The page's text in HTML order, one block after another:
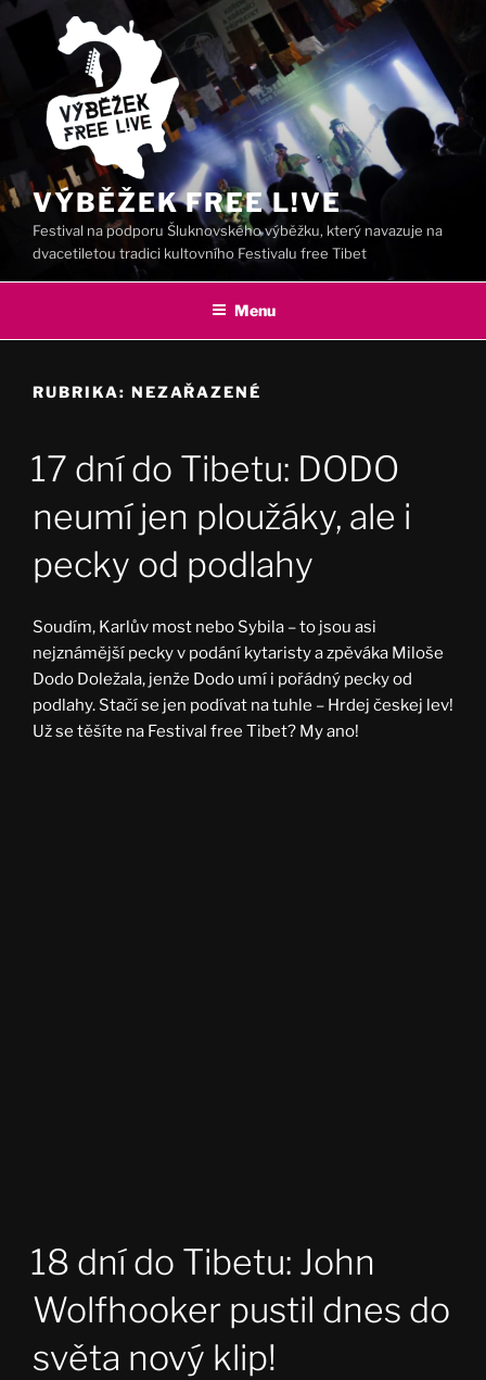
Přejít
VÝBĚŽEK FREE L!VE
Festival na podporu Šluknovského výběžku, který navazuje na
dvacetiletou tradici kultovního Festivalu free Tibet
Menu
RUBRIKA: NEZAŘAZENÉ
17 dní do Tibetu: DODO
neumí jen ploužáky, ale i
pecky od podlahy
Soudím, Karlův most nebo Sybila – to jsou asi
nejznámější pecky v podání kytaristy a zpěváka Miloše
Dodo Doležala, jenže Dodo umí i pořádný pecky od
podlahy. Stačí se jen podívat na tuhle – Hrdej českej lev!
Už se těšíte na Festival free Tibet? My ano!
18 dní do Tibetu: John
Wolfhooker pustil dnes do
světa nový klip!